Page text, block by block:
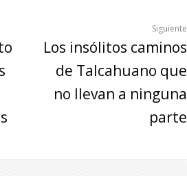
Siguiente
Los insólitos caminos
de Talcahuano que
no llevan a ninguna
parte